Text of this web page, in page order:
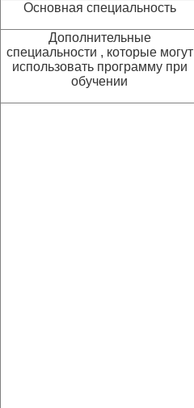
Основная специальность
Дополнительные
специальности , которые могут
использовать программу при
обучении